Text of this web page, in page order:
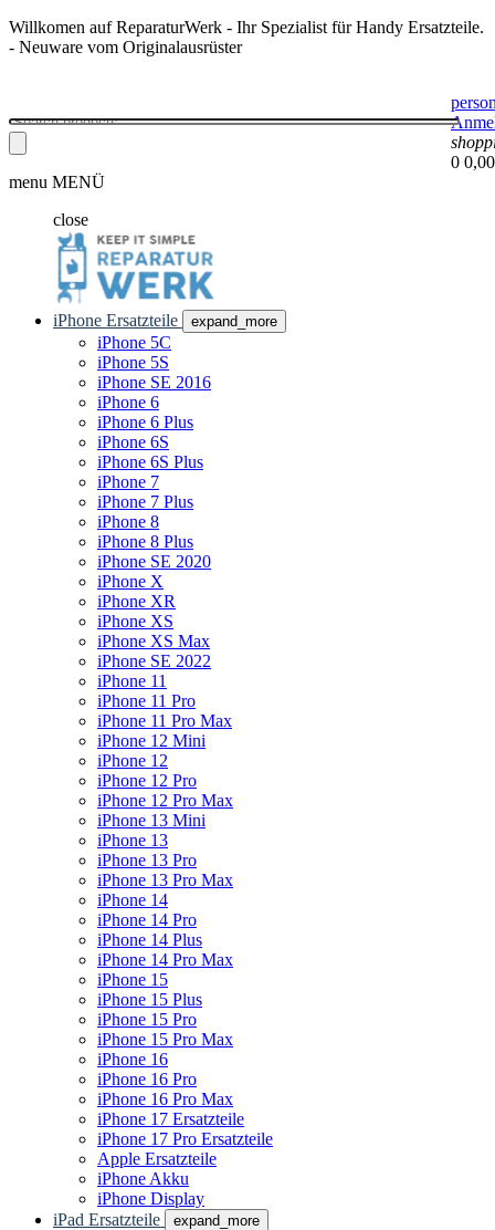
Willkomen auf ReparaturWerk - Ihr Spezialist für Handy Ersatzteile.
- Neuware vom Originalausrüster
0
menu MENÜ
close
iPhone Ersatzteile expand_more
iPhone 5C
iPhone 5S
iPhone SE 2016
iPhone 6
iPhone 6 Plus
iPhone 6S
iPhone 6S Plus
iPhone 7
iPhone 7 Plus
iPhone 8
iPhone 8 Plus
iPhone SE 2020
iPhone X
iPhone XR
iPhone XS
iPhone XS Max
iPhone SE 2022
iPhone 11
iPhone 11 Pro
iPhone 11 Pro Max
iPhone 12 Mini
iPhone 12
iPhone 12 Pro
iPhone 12 Pro Max
iPhone 13 Mini
iPhone 13
iPhone 13 Pro
iPhone 13 Pro Max
iPhone 14
iPhone 14 Pro
iPhone 14 Plus
iPhone 14 Pro Max
iPhone 15
iPhone 15 Plus
iPhone 15 Pro
iPhone 15 Pro Max
iPhone 16
iPhone 16 Pro
iPhone 16 Pro Max
iPhone 17 Ersatzteile
iPhone 17 Pro Ersatzteile
Apple Ersatzteile
iPhone Akku
iPhone Display
iPad Ersatzteile
expand_more